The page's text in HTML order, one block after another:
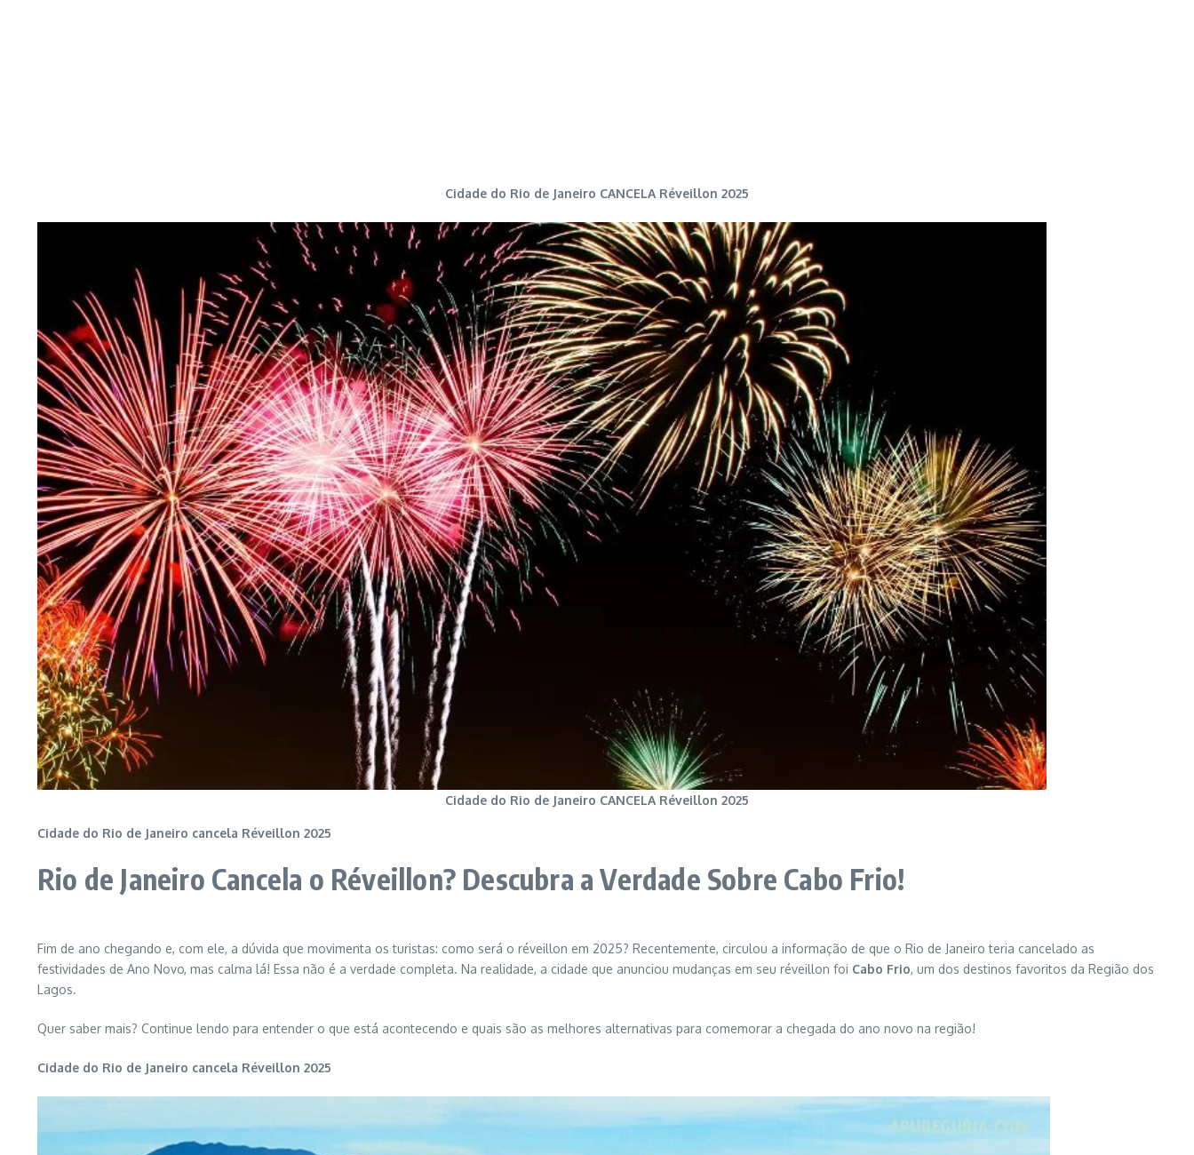
Cidade do Rio de Janeiro CANCELA Réveillon 2025
Cidade do Rio de Janeiro CANCELA Réveillon 2025
Cidade do Rio de Janeiro cancela Réveillon 2025
Rio de Janeiro Cancela o Réveillon? Descubra a Verdade Sobre Cabo Frio!
Fim de ano chegando e, com ele, a dúvida que movimenta os turistas: como será o réveillon em 2025? Recentemente, circulou a informação de que o Rio de Janeiro teria cancelado as
festividades de Ano Novo, mas calma lá! Essa não é a verdade completa. Na realidade, a cidade que anunciou mudanças em seu réveillon foi Cabo Frio, um dos destinos favoritos da Região dos
Lagos.
Quer saber mais? Continue lendo para entender o que está acontecendo e quais são as melhores alternativas para comemorar a chegada do ano novo na região!
Cidade do Rio de Janeiro cancela Réveillon 2025